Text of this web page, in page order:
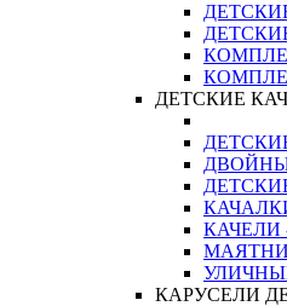
ДЕТСКИЕ
КАЧЕЛИ
КАРУСЕЛИ